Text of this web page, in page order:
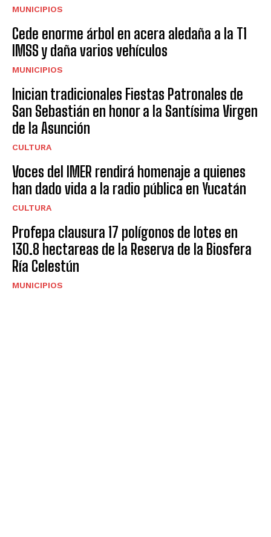
MUNICIPIOS
Cede enorme árbol en acera aledaña a la T1
IMSS y daña varios vehículos
MUNICIPIOS
Inician tradicionales Fiestas Patronales de
San Sebastián en honor a la Santísima Virgen
de la Asunción
CULTURA
Voces del IMER rendirá homenaje a quienes
han dado vida a la radio pública en Yucatán
CULTURA
Profepa clausura 17 polígonos de lotes en
130.8 hectareas de la Reserva de la Biosfera
Ría Celestún
MUNICIPIOS